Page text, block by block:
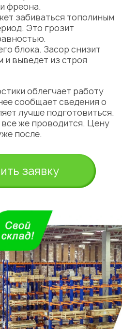
фреона.
забиваться тополиным
Это грозит
блока. Засор снизит
и выведет из строя
облегчает работу
сообщает сведения о
лучше подготовиться.
же проводится. Цену
после.
заявку